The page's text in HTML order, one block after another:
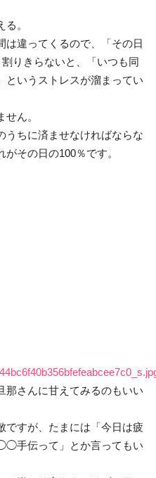
。
は違ってくるので、「その日
りきらないと、「いつも同
というストレスが溜まってい
ん。
うちに済ませなければならな
その日の100％です。
那さんに甘えてみるのもいい
ですが、たまには「今日は疲
手伝って」とか言ってもい